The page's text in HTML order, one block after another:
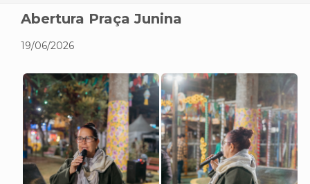
Abertura Praça Junina
19/06/2026